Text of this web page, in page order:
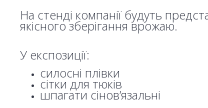
На стенді компанії будуть
якісного зберігання врожаю.
У експозиції:
силосні плівки
сітки для тюків
шпагати сінов’язальні